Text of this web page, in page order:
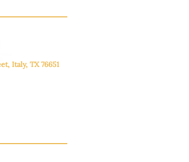
Italy, TX 76651